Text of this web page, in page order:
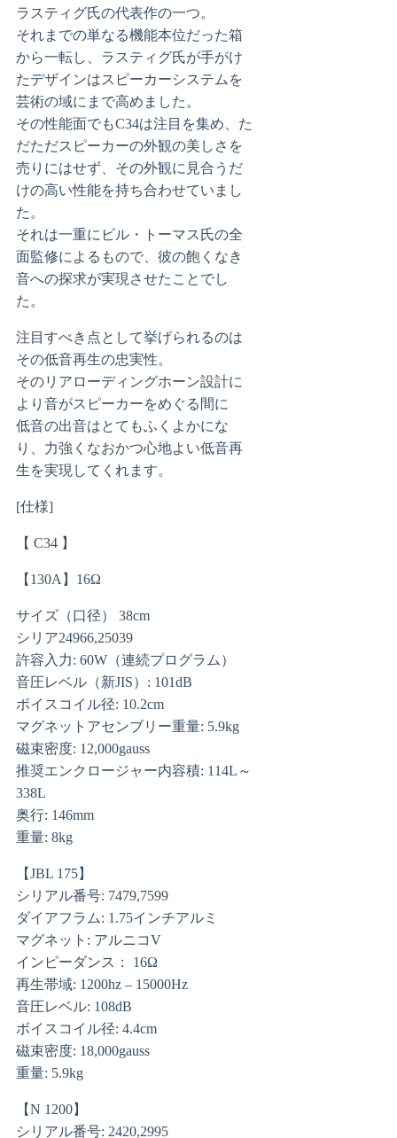
ラスティグ氏の代表作の一つ。
それまでの単なる機能本位だった箱
から一転し、ラスティグ氏が手がけ
たデザインはスピーカーシステムを
芸術の域にまで高めました。
その性能面でもC34は注目を集め、た
だただスピーカーの外観の美しさを
売りにはせず、その外観に見合うだ
けの高い性能を持ち合わせていまし
た。
それは一重にビル・トーマス氏の全
面監修によるもので、彼の飽くなき
音への探求が実現させたことでし
た。
注目すべき点として挙げられるのは
その低音再生の忠実性。
そのリアローディングホーン設計に
より音がスピーカーをめぐる間に
低音の出音はとてもふくよかにな
り、力強くなおかつ心地よい低音再
生を実現してくれます。
[仕様]
【 C34 】
【130A】16Ω
サイズ（口径） 38cm
シリア24966,25039
許容入力: 60W（連続プログラム）
音圧レベル（新JIS）: 101dB
ボイスコイル径: 10.2cm
マグネットアセンブリー重量: 5.9kg
磁束密度: 12,000gauss
推奨エンクロージャー内容積: 114L～
338L
奥行: 146mm
重量: 8kg
【JBL 175】
シリアル番号: 7479,7599
ダイアフラム: 1.75インチアルミ
マグネット: アルニコV
インピーダンス： 16Ω
再生帯域: 1200hz – 15000Hz
音圧レベル: 108dB
ボイスコイル径: 4.4cm
磁束密度: 18,000gauss
重量: 5.9kg
【N 1200】
シリアル番号: 2420,2995